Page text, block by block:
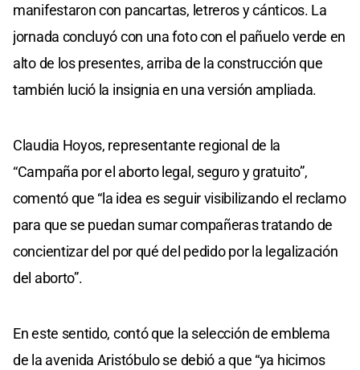
manifestaron con pancartas, letreros y cánticos. La
jornada concluyó con una foto con el pañuelo verde en
alto de los presentes, arriba de la construcción que
también lució la insignia en una versión ampliada.
Claudia Hoyos, representante regional de la
“Campaña por el aborto legal, seguro y gratuito”,
comentó que “la idea es seguir visibilizando el reclamo
para que se puedan sumar compañeras tratando de
concientizar del por qué del pedido por la legalización
del aborto”.
En este sentido, contó que la selección de emblema
de la avenida Aristóbulo se debió a que “ya hicimos